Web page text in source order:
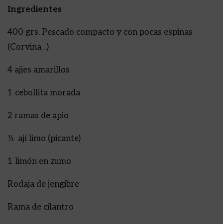
Ingredientes
400 grs. Pescado compacto y con pocas espinas
(Corvina…)
4 ajies amarillos
1 cebollita morada
2 ramas de apio
½ ají limo (picante)
1 limón en zumo
Rodaja de jengibre
Rama de cilantro